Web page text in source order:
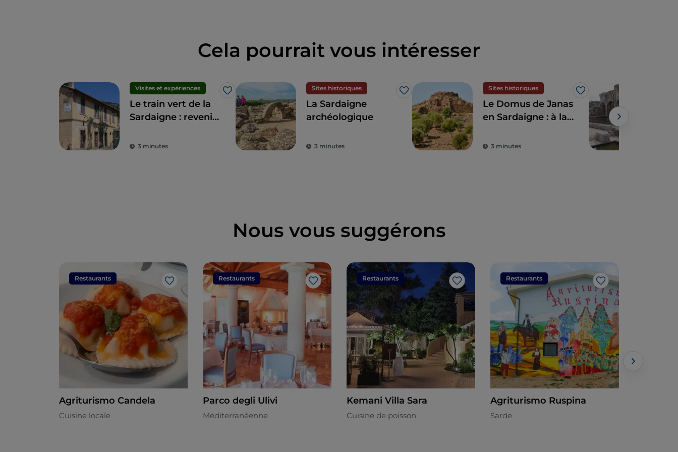
Cela pourrait vous intéresser
Visites et expériences
J’aime
Le train vert de la
Sardaigne : revenir
tranquille d'antan
3 minutes
Sites historiques
J’aime
La Sardaigne
archéologique
3 minutes
Sites historiques
J’aime
Le Domus de Janas
en Sardaigne : à la
tombes creusées
3 minutes
Nous vous suggérons
Restaurants
J’aime
Agriturismo Candela
Cuisine locale
Restaurants
J’aime
Parco degli Ulivi
Méditerranéenne
Restaurants
J’aime
Kemani Villa Sara
Cuisine de poisson
Restaurants
J’aime
Agriturismo Ruspina
Sarde